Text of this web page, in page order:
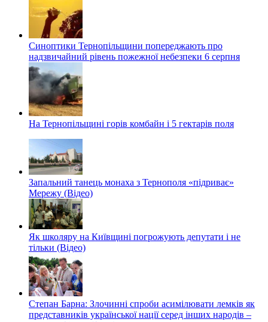
Синоптики Тернопільщини попереджають про
надзвичайний рівень пожежної небезпеки 6 серпня
На Тернопільщині горів комбайн і 5 гектарів поля
Запальний танець монаха з Тернополя «підриває»
Мережу (Відео)
Як школяру на Київщині погрожують депутати і не
тільки (Відео)
Степан Барна: Злочинні спроби асимілювати лемків як
представників української нації серед інших народів –